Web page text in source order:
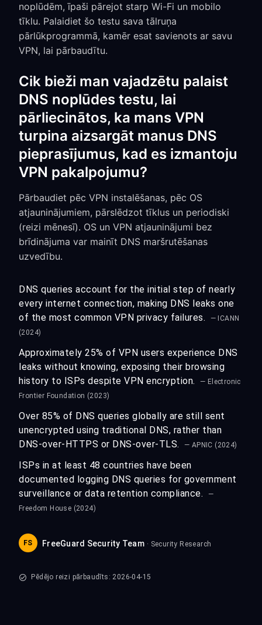
noplūdēm, īpaši pārejot starp Wi-Fi un mobilo
tīklu. Palaidiet šo testu sava tālruņa
pārlūkprogrammā, kamēr esat savienots ar savu
VPN, lai pārbaudītu.
Cik bieži man vajadzētu palaist
DNS noplūdes testu, lai
pārliecinātos, ka mans VPN
turpina aizsargāt manus DNS
pieprasījumus, kad es izmantoju
VPN pakalpojumu?
Pārbaudiet pēc VPN instalēšanas, pēc OS
atjauninājumiem, pārslēdzot tīklus un periodiski
(reizi mēnesī). OS un VPN atjauninājumi bez
brīdinājuma var mainīt DNS maršrutēšanas
uzvedību.
DNS queries account for the initial step of nearly
every internet connection, making DNS leaks one
of the most common VPN privacy failures.
— ICANN
(2024)
Approximately 25% of VPN users experience DNS
leaks without knowing, exposing their browsing
history to ISPs despite VPN encryption.
— Electronic
Frontier Foundation (2023)
Over 85% of DNS queries globally are still sent
unencrypted using traditional DNS, rather than
DNS-over-HTTPS or DNS-over-TLS.
— APNIC (2024)
ISPs in at least 48 countries have been
documented logging DNS queries for government
surveillance or data retention compliance.
—
Freedom House (2024)
FS FreeGuard Security Team · Security Research
Pēdējo reizi pārbaudīts: 2026-04-15